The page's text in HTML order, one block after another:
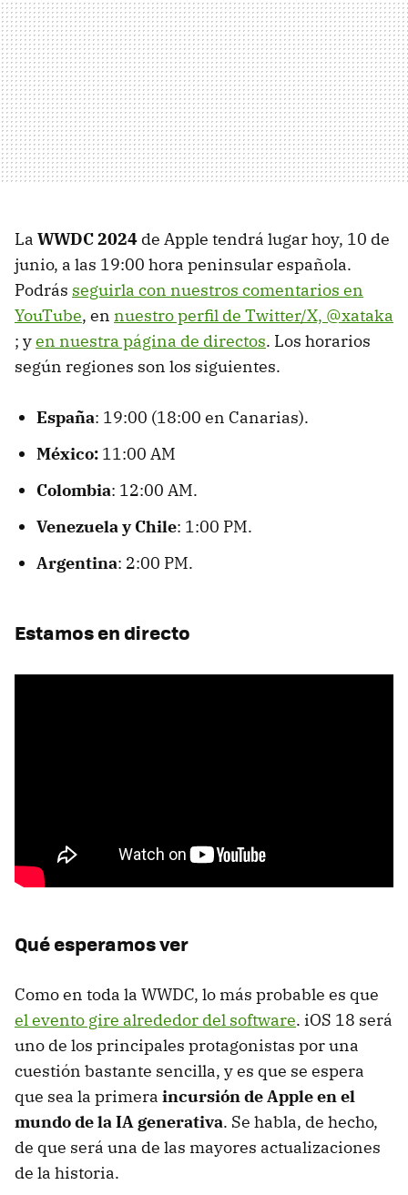
La WWDC 2024 de Apple tendrá lugar hoy, 10 de
junio, a las 19:00 hora peninsular española.
Podrás seguirla con nuestros comentarios en
YouTube, en nuestro perfil de Twitter/X, @xataka
; yen nuestra página de directos. Los horarios
según regiones son los siguientes.
España: 19:00 (18:00 en Canarias).
México: 11:00 AM
Colombia: 12:00 AM.
Venezuela y Chile: 1:00 PM.
Argentina: 2:00 PM.
Estamos en directo
Qué esperamos ver
Como en toda la WWDC, lo más probable es que
el evento gire alrededor del software. iOS 18 será
uno de los principales protagonistas por una
cuestión bastante sencilla, y es que se espera
que sea la primera incursión de Apple en el
mundo de la IA generativa. Se habla, de hecho,
de que será una de las mayores actualizaciones
de la historia.